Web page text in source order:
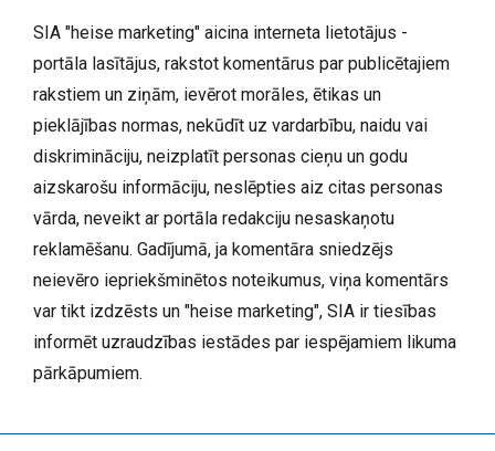
SIA "heise marketing" aicina interneta lietotājus -
portāla lasītājus, rakstot komentārus par publicētajiem
rakstiem un ziņām, ievērot morāles, ētikas un
pieklājības normas, nekūdīt uz vardarbību, naidu vai
diskrimināciju, neizplatīt personas cieņu un godu
aizskarošu informāciju, neslēpties aiz citas personas
vārda, neveikt ar portāla redakciju nesaskaņotu
reklamēšanu. Gadījumā, ja komentāra sniedzējs
neievēro iepriekšminētos noteikumus, viņa komentārs
var tikt izdzēsts un "heise marketing", SIA ir tiesības
informēt uzraudzības iestādes par iespējamiem likuma
pārkāpumiem.